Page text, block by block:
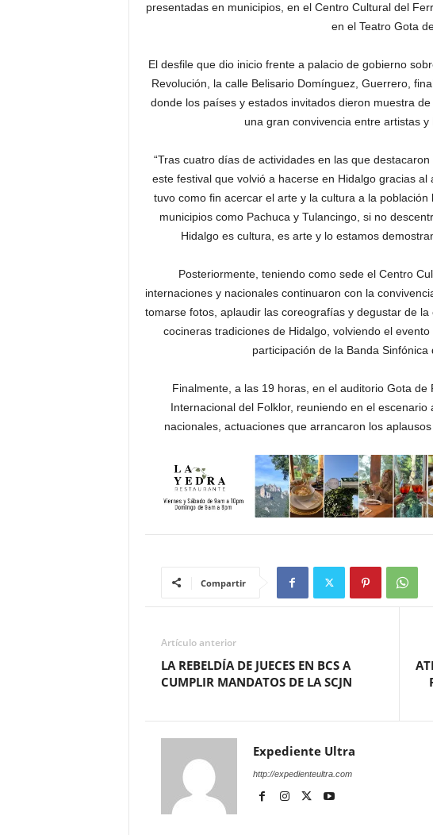
presentadas en municipios, en el Centro Cultural del
en el Teatro Gota
El desfile que dio inicio frente a palacio de gobierno
Revolución, la calle Belisario Domínguez, Guerrero,
donde los países y estados invitados dieron muestra
una gran convivencia entre artistas y
“Tras cuatro días de actividades en las que
este festival que volvió a hacerse en Hidalgo gracias
tuvo como fin acercar el arte y la cultura a la
municipios como Pachuca y Tulancingo, si no
Hidalgo es cultura, es arte y lo estamos
Posteriormente, teniendo como sede el Centro
internaciones y nacionales continuaron con la
tomarse fotos, aplaudir las coreografías y degustar de
cocineras tradiciones de Hidalgo, volviendo el
participación de la Banda Sinfónica
Finalmente, a las 19 horas, en el auditorio Gota
Internacional del Folklor, reuniendo en el
nacionales, actuaciones que arrancaron los
Compartir
Artículo anterior
LA REBELDÍA DE JUECES EN BCS A
CUMPLIR MANDATOS DE LA SCJN
Expediente Ultra
http://expedienteultra.com